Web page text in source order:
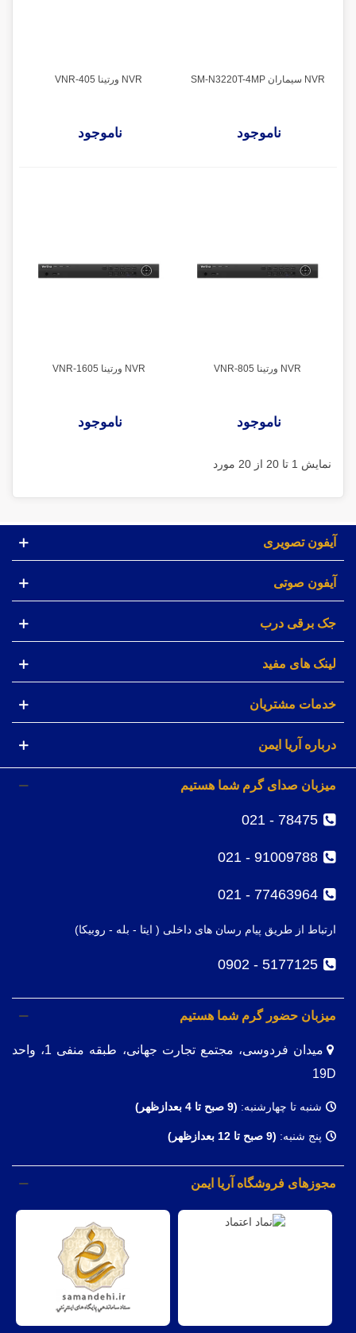
NVR سیماران SM-N3220T-4MP
ناموجود
NVR ورتینا VNR-405
ناموجود
NVR ورتینا VNR-805
ناموجود
NVR ورتینا VNR-1605
ناموجود
نمایش 1 تا 20 از 20 مورد
آیفون تصویری
آیفون صوتی
جک برقی درب
لینک های مفید
خدمات مشتریان
درباره آریا ایمن
میزبان صدای گرم شما هستیم
78475 - 021
91009788 - 021
77463964 - 021
ارتباط از طریق پیام رسان های داخلی ( ایتا - بله - روبیکا)
5177125 - 0902
میزبان حضور گرم شما هستیم
میدان فردوسی، مجتمع تجارت جهانی، طبقه منفی 1، واحد
19D
شنبه تا چهارشنبه: (9 صبح تا 4 بعدازظهر)
پنج شنبه: (9 صبح تا 12 بعدازظهر)
مجوزهای فروشگاه آریا ایمن